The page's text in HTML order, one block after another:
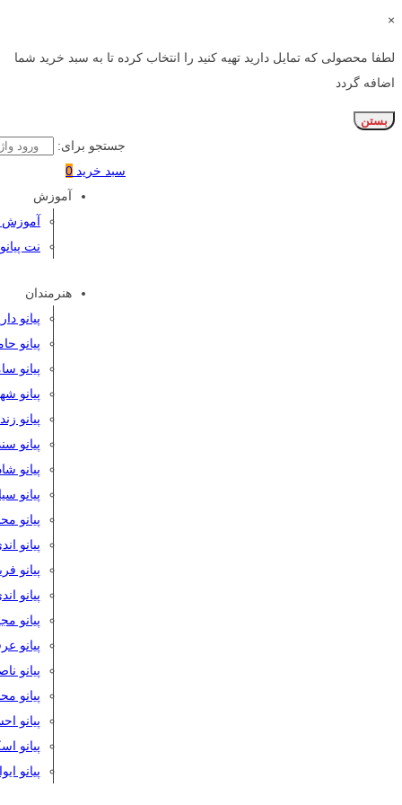
×
لطفا محصولی که تمایل دارید تهیه کنید را انتخاب کرده تا به سبد خرید شما
اضافه گردد
بستن
جستجو برای:
سبد خرید 0
آموزش
آموزش
نت پیانو
هنرمندان
پیانو
پیانو
پیانو
پیانو
پیانو
پیانو
پیانو
پیانو
پیانو
پیانو
پیانو
پیانو
پیانو
پیانو
پیانو
پیانو
پیانو
پیانو
پیانو